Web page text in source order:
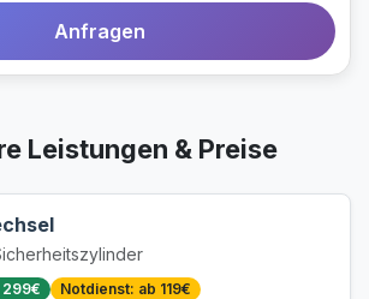
Anfragen
Leistungen & Preise
299€ Notdienst: ab 119€